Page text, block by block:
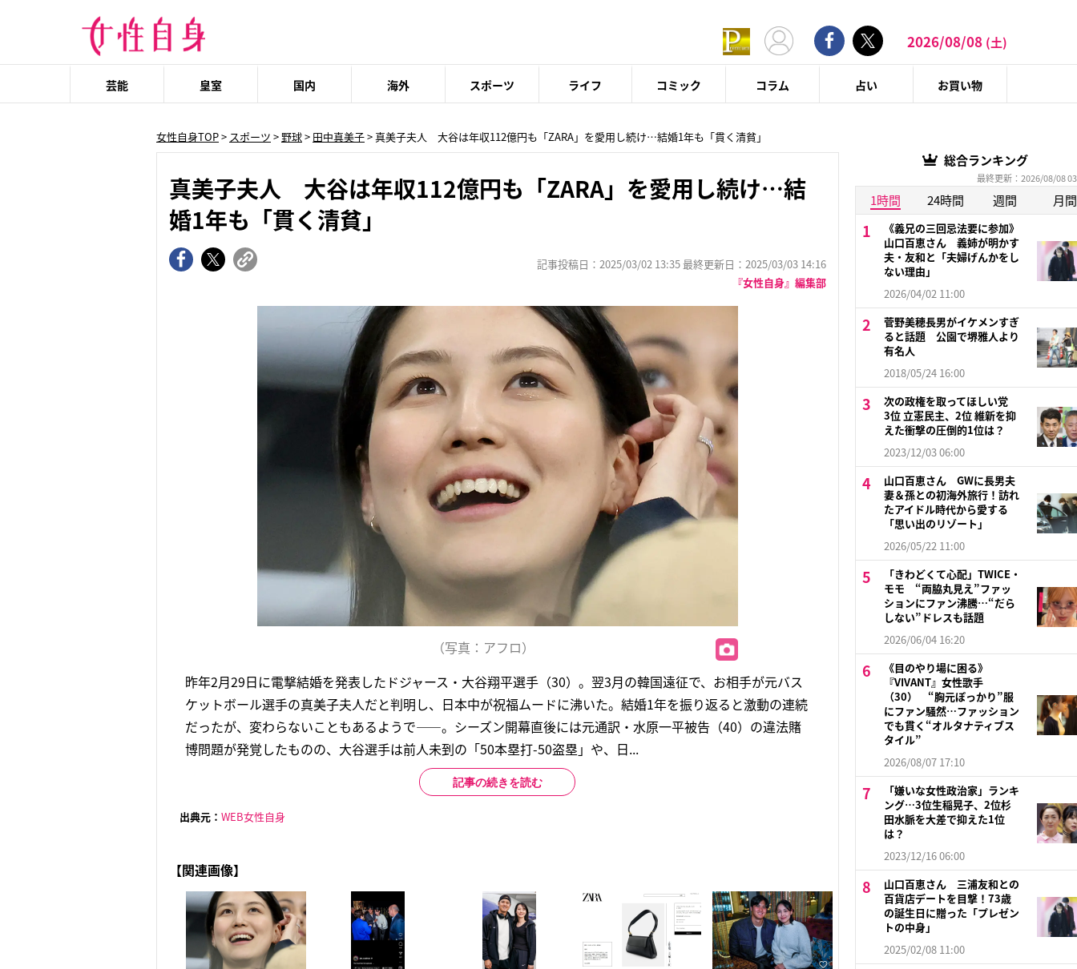
2026/08/08 (土)
芸能 皇室 国内 海外 スポーツ ライフ コミック コラム 占い お買い物
女性自身TOP> スポーツ > 野球> 田中真美子> 真美子夫人 大谷は年収112億円も「ZARA」を愛用し続け…結婚1年も「貫く清貧」
真美子夫人 大谷は年収112億円も「ZARA」を愛用し続け…結
婚1年も「貫く清貧」
記事投稿日：2025/03/02 13:35 最終更新日：2025/03/03 14:16
『女性自身』編集部
（写真：アフロ）
昨年2月29日に電撃結婚を発表したドジャース・大谷翔平選手（30）。翌3月の韓国遠征で、お相手が元バス
ケットボール選手の真美子夫人だと判明し、日本中が祝福ムードに沸いた。結婚1年を振り返ると激動の連続
だったが、変わらないこともあるようで――。シーズン開幕直後には元通訳・水原一平被告（40）の違法賭
博問題が発覚したものの、大谷選手は前人未到の「50本塁打-50盗塁」や、日...
記事の続きを読む
出典元： WEB女性自身
【関連画像】
総合ランキング
最終更新：2026/08/08
1時間 24時間 週間 月間
《義兄の三回忌法要に参加》
山口百恵さん 義姉が明かす
夫・友和と「夫婦げんかをし
ない理由」
2026/04/02 11:00
菅野美穂長男がイケメンすぎ
ると話題 公園で堺雅人より
有名人
2018/05/24 16:00
次の政権を取ってほしい党
3位 立憲民主、2位 維新を抑
えた衝撃の圧倒的1位は？
2023/12/03 06:00
山口百恵さん GWに長男夫
妻＆孫との初海外旅行！訪れ
たアイドル時代から愛する
「思い出のリゾート」
2026/05/22 11:00
「きわどくて心配」TWICE・
モモ “両脇丸見え”ファッ
ションにファン沸騰…“だら
しない”ドレスも話題
2026/06/04 16:20
《目のやり場に困る》
『VIVANT』女性歌手
（30） “胸元ぽっかり”服
にファン騒然…ファッション
でも貫く“オルタナティブス
タイル”
2026/08/07 17:10
「嫌いな女性政治家」ランキ
ング…3位生稲晃子、2位杉
田水脈を大差で抑えた1位
は？
2023/12/16 06:00
山口百恵さん 三浦友和との
百貨店デートを目撃！73歳
の誕生日に贈った「プレゼン
トの中身」
2025/02/08 11:00